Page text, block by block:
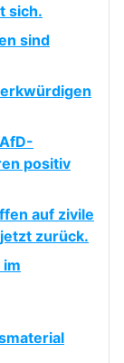
sich.
sind
positiv
auf zivile
zurück.